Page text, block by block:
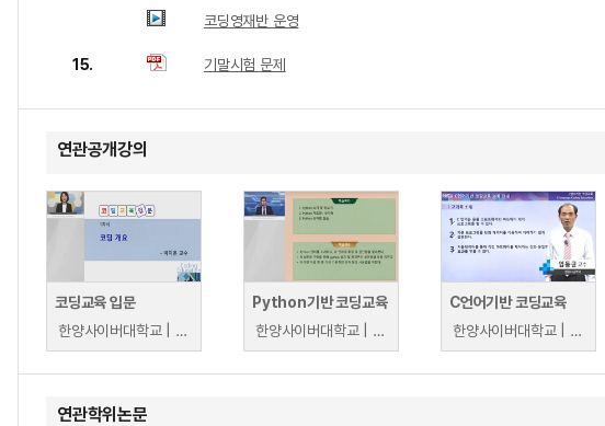
코딩영재반 운영
15. 기말시험 문제
연관공개강의
코딩교육 입문
한양사이버대학교 | 이지은
Python기반 코딩교육
한양사이버대학교 | 정호영
C언어기반 코딩교육
한양사이버대학교 | 임동균
연관학위논문